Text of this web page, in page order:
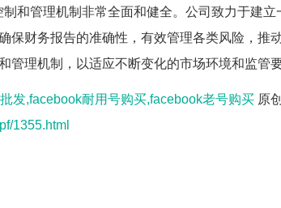
和管理机制非常全面和健全。公司致力于建
保财务报告的准确性，有效管理各类风险，推
管理机制，以适应不断变化的市场环境和监管要
发,facebook耐用号购买,facebook老号购买 原
1355.html